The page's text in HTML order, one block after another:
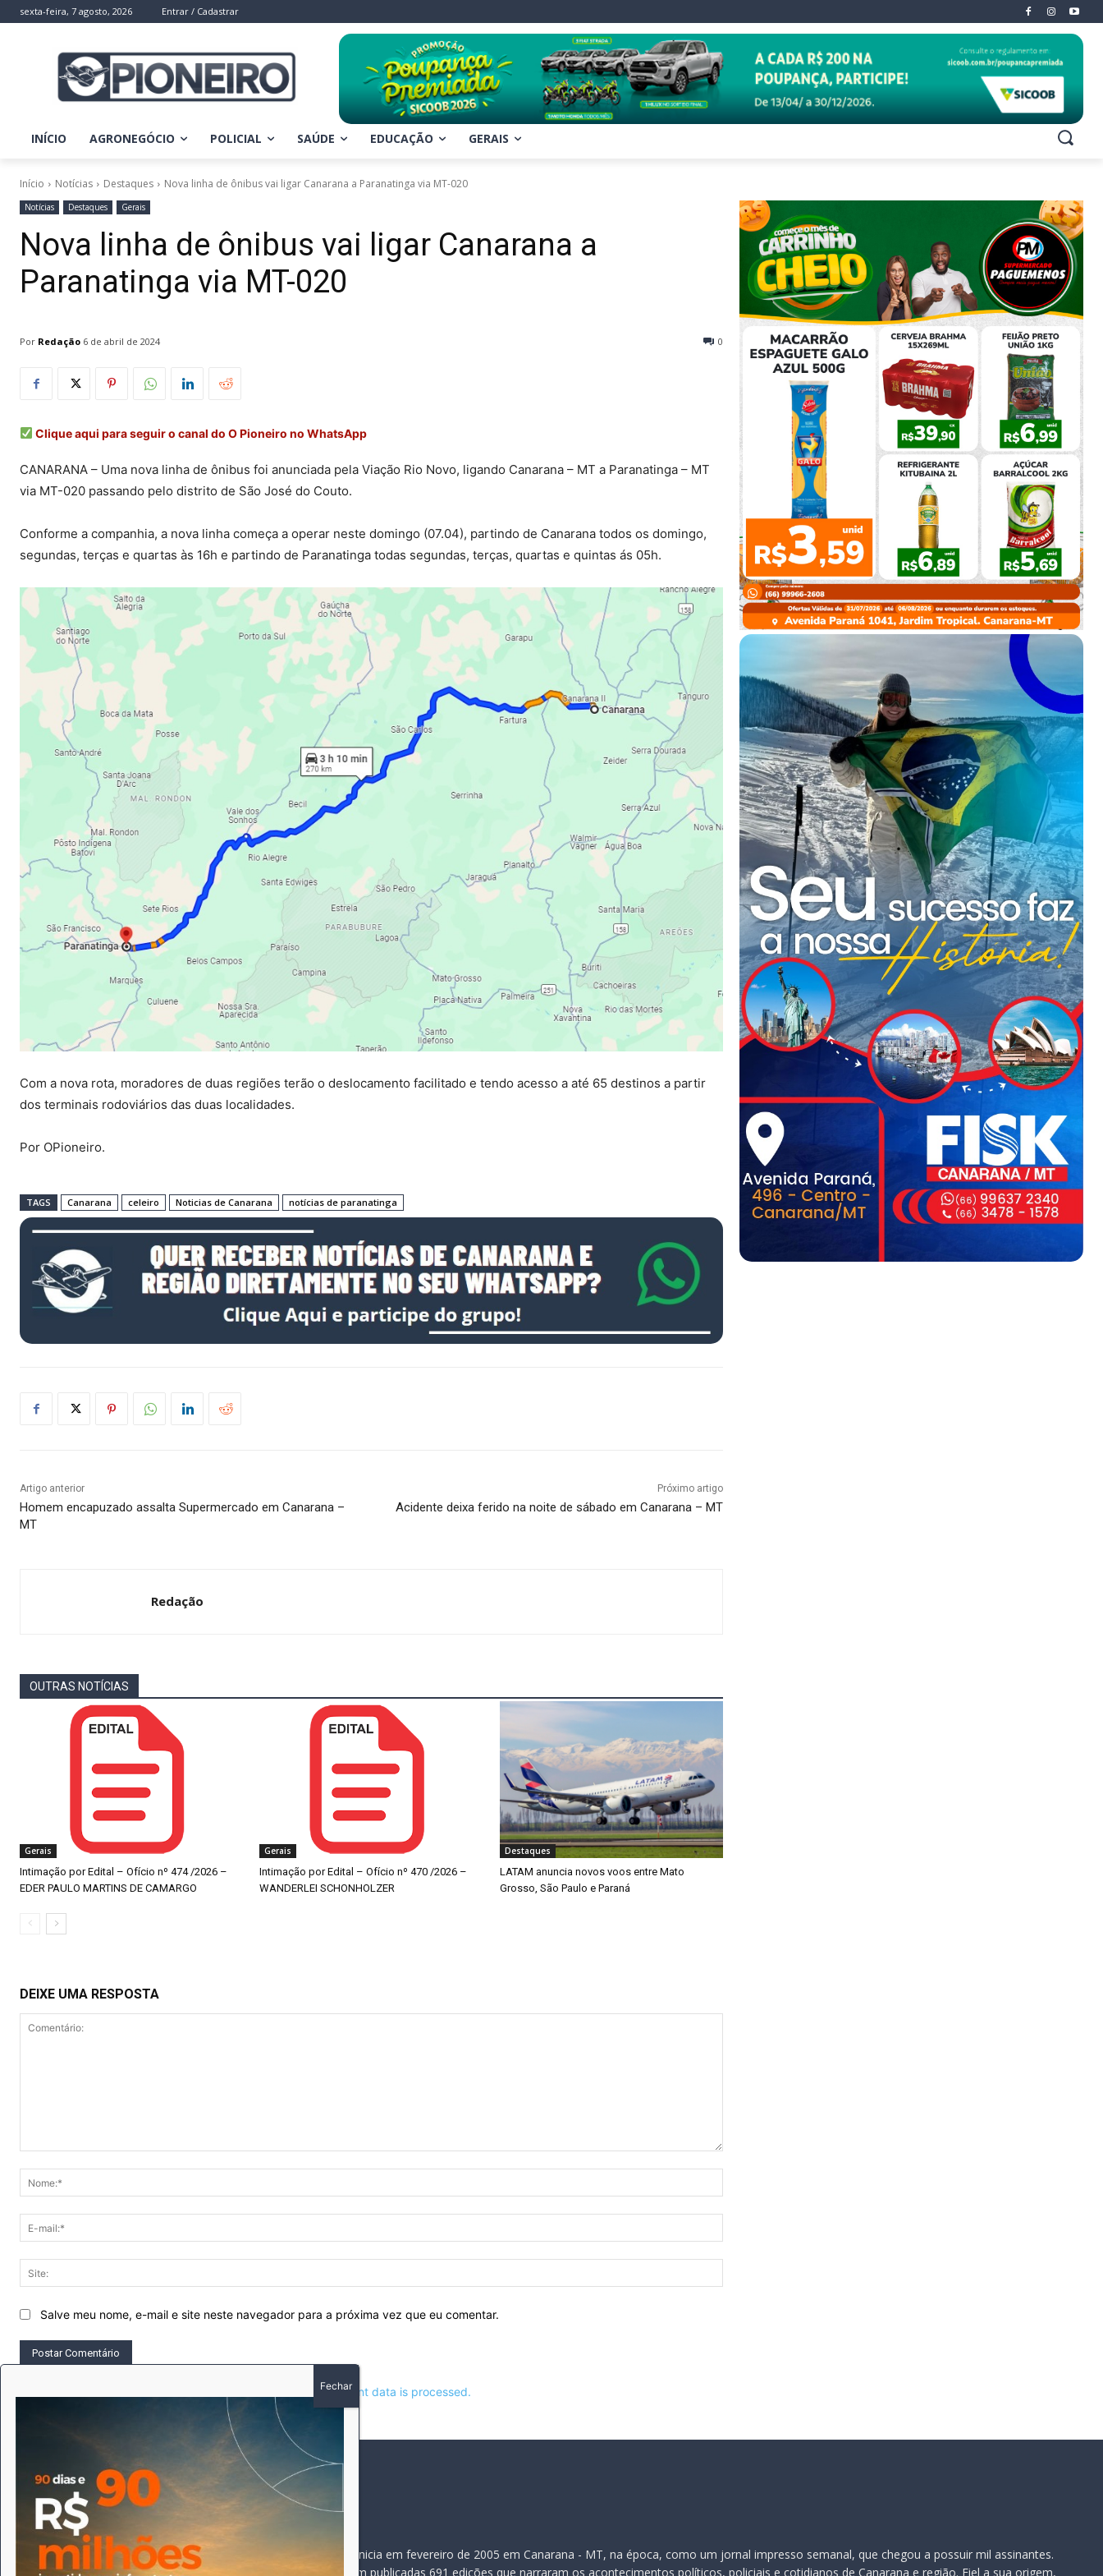
sexta-feira, 7 agosto, 2026 Entrar / Cadastrar
INÍCIO AGRONEGÓCIO POLICIAL SAÚDE EDUCAÇÃO GERAIS
Início Notícias Destaques Nova linha de ônibus vai ligar Canarana a Paranatinga via MT-020
Notícias Destaques Gerais
Nova linha de ônibus vai ligar Canarana a
Paranatinga via MT-020
Por Redação 0
6 de abril de 2024
Clique aqui para seguir o canal do O Pioneiro no WhatsApp
CANARANA – Uma nova linha de ônibus foi anunciada pela Viação Rio Novo, ligando Canarana – MT a Paranatinga – MT
via MT-020 passando pelo distrito de São José do Couto.
Conforme a companhia, a nova linha começa a operar neste domingo (07.04), partindo de Canarana todos os domingo,
segundas, terças e quartas às 16h e partindo de Paranatinga todas segundas, terças, quartas e quintas ás 05h.
Com a nova rota, moradores de duas regiões terão o deslocamento facilitado e tendo acesso a até 65 destinos a partir
dos terminais rodoviários das duas localidades.
Por OPioneiro.
TAGS Canarana celeiro Noticias de Canarana notícias de paranatinga
Artigo anterior
Homem encapuzado assalta Supermercado em Canarana –
MT
Próximo artigo
Acidente deixa ferido na noite de sábado em Canarana – MT
Redação
OUTRAS NOTÍCIAS
Gerais
Intimação por Edital – Ofício nº 474 /2026 –
EDER PAULO MARTINS DE CAMARGO
Gerais
Intimação por Edital – Ofício nº 470 /2026 –
WANDERLEI SCHONHOLZER
Destaques
LATAM anuncia novos voos entre Mato
Grosso, São Paulo e Paraná
DEIXE UMA RESPOSTA
mail:*
Salve meu nome, e-mail e site neste navegador para a próxima vez que eu comentar.
Learn how your comment data is processed.
SIGA-NOS
SOBRE
A história do Pioneiro inicia em fevereiro de 2005 em Canarana - MT, na época, como um jornal impresso semanal, que chegou a possuir mil assinantes.
Durante 15 anos, foram publicadas 691 edições que narraram os acontecimentos políticos, policiais e cotidianos de Canarana e região. Fiel a sua origem,